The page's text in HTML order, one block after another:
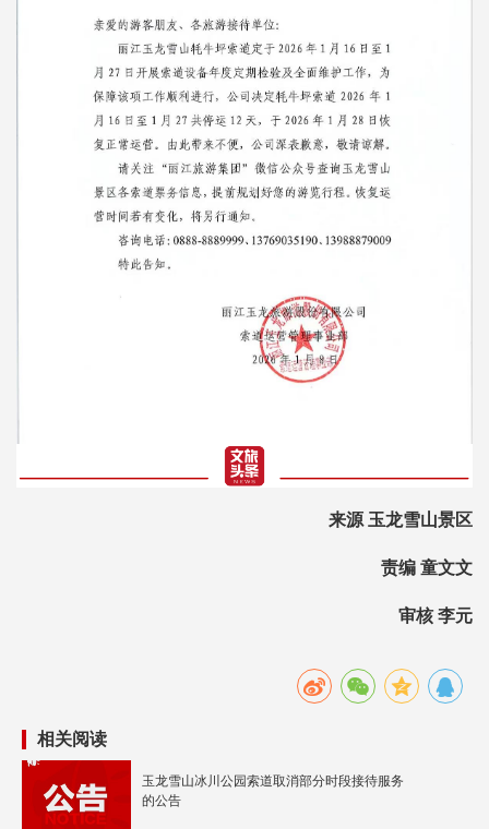
来源 玉龙雪山景区
责编 童文文
审核 李元
相关阅读
玉龙雪山冰川公园索道取消部分时段接待服务
的公告